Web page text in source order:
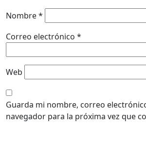
Nombre*
Correo electrónico *
Web
Guarda mi nombre, correo
navegador para la próxima vez que